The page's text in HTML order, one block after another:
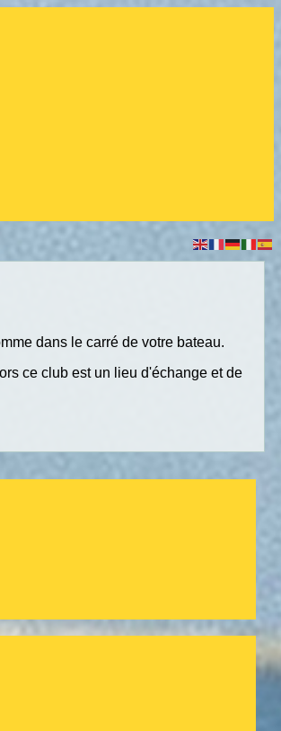
dans le carré de votre bateau.
ce club est un lieu d'échange et de